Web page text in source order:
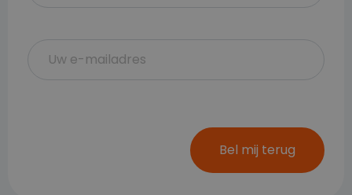
Bel mij terug